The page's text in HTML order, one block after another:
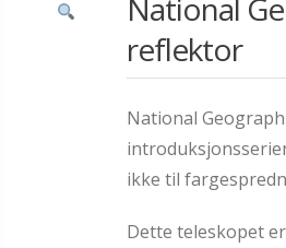
National
reflektor
National
ikke til
Dette teleskopet